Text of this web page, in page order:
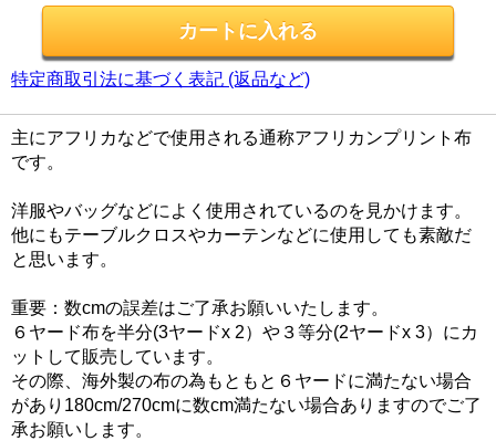
特定商取引法に基づく表記 (返品など)
主にアフリカなどで使用される通称アフリカンプリント布
です。
洋服やバッグなどによく使用されているのを見かけます。
他にもテーブルクロスやカーテンなどに使用しても素敵だ
と思います。
重要：数cmの誤差はご了承お願いいたします。
６ヤード布を半分(3ヤードx 2）や３等分(2ヤードx 3）にカ
ットして販売しています。
その際、海外製の布の為もともと６ヤードに満たない場合
があり180cm/270cmに数cm満たない場合ありますのでご了
承お願いします。